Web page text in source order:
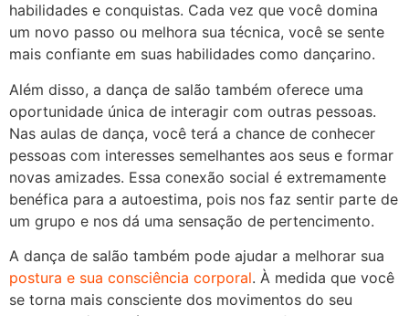
habilidades e conquistas. Cada vez que você domina
um novo passo ou melhora sua técnica, você se sente
mais confiante em suas habilidades como dançarino.
Além disso, a dança de salão também oferece uma
oportunidade única de interagir com outras pessoas.
Nas aulas de dança, você terá a chance de conhecer
pessoas com interesses semelhantes aos seus e formar
novas amizades. Essa conexão social é extremamente
benéfica para a autoestima, pois nos faz sentir parte de
um grupo e nos dá uma sensação de pertencimento.
A dança de salão também pode ajudar a melhorar sua
postura e sua consciência corporal. À medida que você
se torna mais consciente dos movimentos do seu